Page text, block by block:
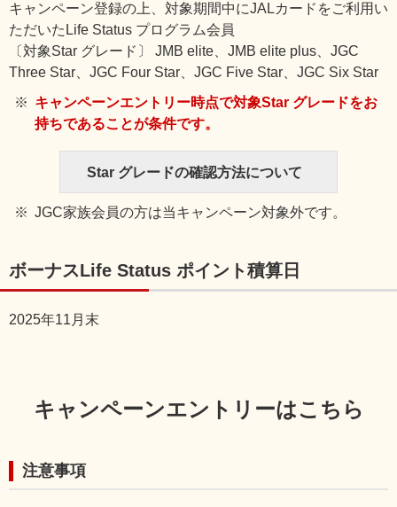
キャンペーン登録の上、対象期間中にJALカードをご利用い
ただいたLife Status プログラム会員
〔対象Star グレード〕 JMB elite、JMB elite plus、JGC
Three Star、JGC Four Star、JGC Five Star、JGC Six Star
キャンペーンエントリー時点で対象Star グレードをお
持ちであることが条件です。
Star グレードの確認方法について
JGC家族会員の方は当キャンペーン対象外です。
ボーナスLife Status ポイント積算日
2025年11月末
キャンペーンエントリーはこちら
注意事項